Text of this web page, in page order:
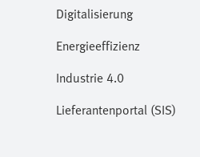
Digitalisierung
Energieeffizienz
Industrie 4.0
Lieferantenportal (SIS)